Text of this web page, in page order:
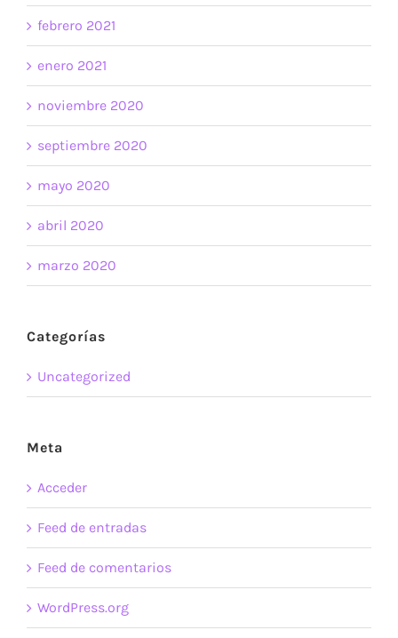
febrero 2021
enero 2021
noviembre 2020
septiembre 2020
mayo 2020
abril 2020
marzo 2020
Categorías
Uncategorized
Meta
Acceder
Feed de entradas
Feed de comentarios
WordPress.org